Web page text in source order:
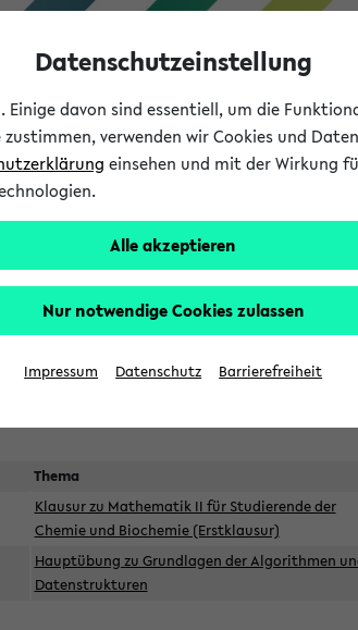
Suche:
Thema
Klausur zu Mathematik II für Studierende der
Chemie und Biochemie (Erstklausur)
Hauptübung zu Grundlagen der Algorithmen
Datenstrukturen
Datenschutzeinstellung
Einige davon sind essentiell, um die
verwenden wir Cookies und
einsehen und mit der Wirkung
Alle akzeptieren
Nur notwendige Cookies zulassen
Impressum Datenschutz Barrierefreiheit